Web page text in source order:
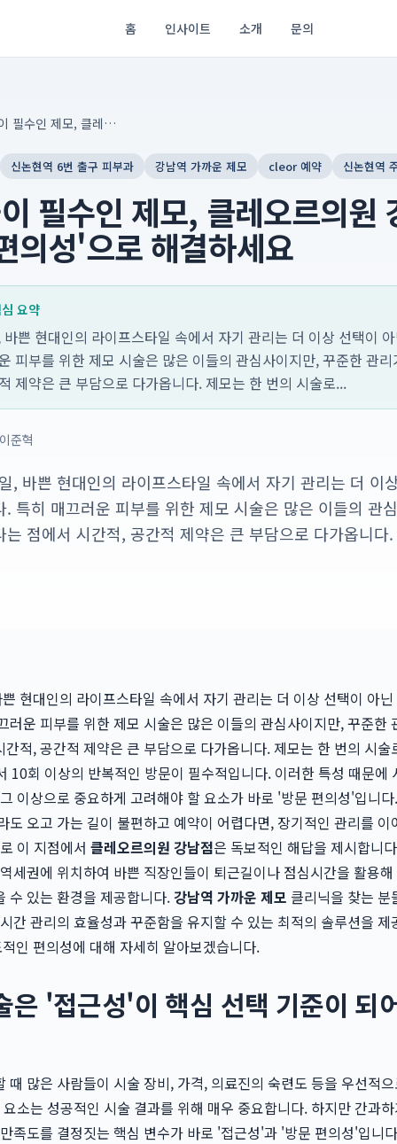
홈 인사이트 소개 문의
반복 시술이 필수인 제모, 클레오르의원 강남점에서 '방문 편의성'으로 해결하세요
신논현역 6번 출구 피부과 강남역 가까운 제모 cleor 예약 신논현역
필수인 제모, 클레오르의원
의성'으로 해결하세요
요약
쁜 현대인의 라이프스타일 속에서 자기 관리는 더 이상 선택이
피부를 위한 제모 시술은 많은 이들의 관심사이지만, 꾸준한 관
제약은 큰 부담으로 다가옵니다. 제모는 한 번의 시술로...
이준혁
, 바쁜 현대인의 라이프스타일 속에서 자기 관리는 더 이
. 특히 매끄러운 피부를 위한 제모 시술은 많은 이들의 관
는 점에서 시간적, 공간적 제약은 큰 부담으로 다가옵니다
현대인의 라이프스타일 속에서 자기 관리는 더 이상 선택이 아
러운 피부를 위한 제모 시술은 많은 이들의 관심사이지만, 꾸준한
적, 공간적 제약은 큰 부담으로 다가옵니다. 제모는 한 번의 시술
10회 이상의 반복적인 방문이 필수적입니다. 이러한 특성 때문에
이상으로 중요하게 고려해야 할 요소가 바로 '방문 편의성'입니
도 오고 가는 길이 불편하고 예약이 어렵다면, 장기적인 관리를 이
이 지점에서 클레오르의원 강남점은 독보적인 해답을 제시합니
세권에 위치하여 바쁜 직장인들이 퇴근길이나 점심시간을 활용
수 있는 환경을 제공합니다.강남역 가까운 제모 클리닉을 찾는 분
간 관리의 효율성과 꾸준함을 유지할 수 있는 최적의 솔루션을 제
인 편의성에 대해 자세히 알아보겠습니다.
은 '접근성'이 핵심 선택 기준이 되
때 많은 사람들이 시술 장비, 가격, 의료진의 숙련도 등을 우선적
소는 성공적인 시술 결과를 위해 매우 중요합니다. 하지만 간과
족도를 결정짓는 핵심 변수가 바로 '접근성'과 '방문 편의성'입니